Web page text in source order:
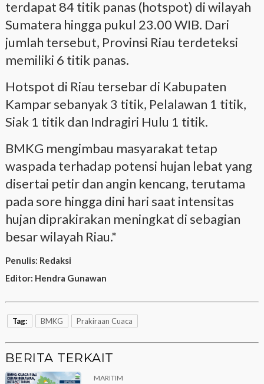
terdapat 84 titik panas (hotspot) di wilayah
Sumatera hingga pukul 23.00 WIB. Dari
jumlah tersebut, Provinsi Riau terdeteksi
memiliki 6 titik panas.
Hotspot di Riau tersebar di Kabupaten
Kampar sebanyak 3 titik, Pelalawan 1 titik,
Siak 1 titik dan Indragiri Hulu 1 titik.
BMKG mengimbau masyarakat tetap
waspada terhadap potensi hujan lebat yang
disertai petir dan angin kencang, terutama
pada sore hingga dini hari saat intensitas
hujan diprakirakan meningkat di sebagian
besar wilayah Riau.*
Penulis: Redaksi
Editor: Hendra Gunawan
Tag: BMKG Prakiraan Cuaca
BERITA TERKAIT
MARITIM